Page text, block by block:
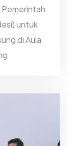
Pemerintah
untuk
di Aula